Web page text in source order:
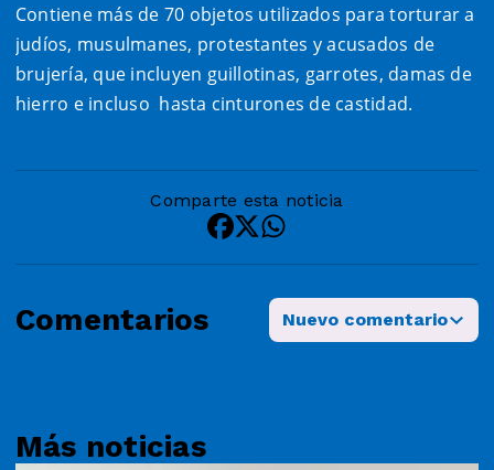
Contiene más de 70 objetos utilizados para torturar a
judíos, musulmanes, protestantes y acusados de
brujería, que incluyen guillotinas, garrotes, damas de
hierro e incluso hasta cinturones de castidad.
Comparte esta noticia
Comentarios Nuevo comentario
Más noticias